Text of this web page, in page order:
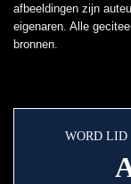
afbeeldingen zijn
eigenaren. Alle
bronnen.
WORD LID